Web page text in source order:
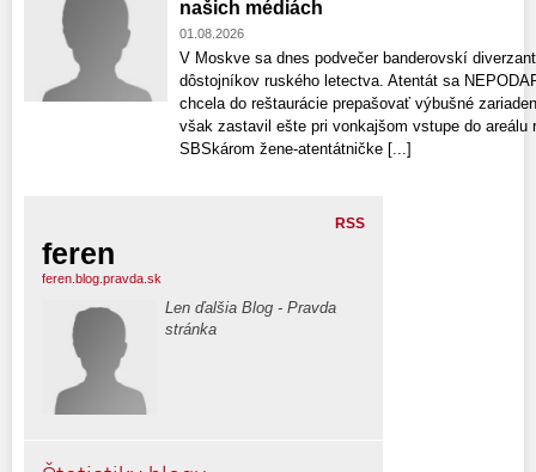
našich médiách
01.08.2026
V Moskve sa dnes podvečer banderovskí
dôstojníkov ruského letectva. Atentát sa
chcela do reštaurácie prepašovať výbušné
však zastavil ešte pri vonkajšom vstupe do
SBSkárom žene-atentátničke [...]
RSS
feren
feren.blog.pravda.sk
Len ďalšia Blog - Pravda
stránka